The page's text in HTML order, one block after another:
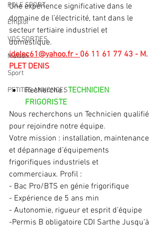
POLE SPORT
Emploi
VOS SORTIES
Maison
Sport
PETITES ANNONCES
Une expérience significative dans le
domaine de l’électricité, tant dans le
secteur tertiaire industriel et
domestique.
idelec61@yahoo.fr - 06 11 61 77 43 - M.
PLET DENIS
Recherche : TECHNICIEN
FRIGORISTE
Nous recherchons un Technicien qualifié
pour rejoindre notre équipe.
Votre mission : installation, maintenance
et dépannage d’équipements
frigorifiques industriels et
commerciaux. Profil :
- Bac Pro/BTS en génie frigorifique
- Expérience de 5 ans min
- Autonomie, rigueur et esprit d’équipe
-Permis B obligatoire CDI Sarthe Jusqu’à